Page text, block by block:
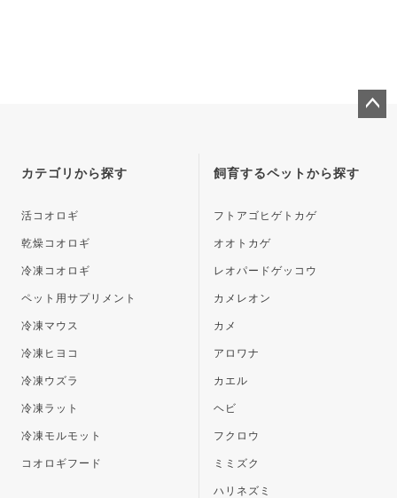
カテゴリから探す
活コオロギ
乾燥コオロギ
冷凍コオロギ
ペット用サプリメント
冷凍マウス
冷凍ヒヨコ
冷凍ウズラ
冷凍ラット
冷凍モルモット
コオロギフード
飼育するペットから探す
フトアゴヒゲトカゲ
オオトカゲ
レオパードゲッコウ
カメレオン
カメ
アロワナ
カエル
ヘビ
フクロウ
ミミズク
ハリネズミ